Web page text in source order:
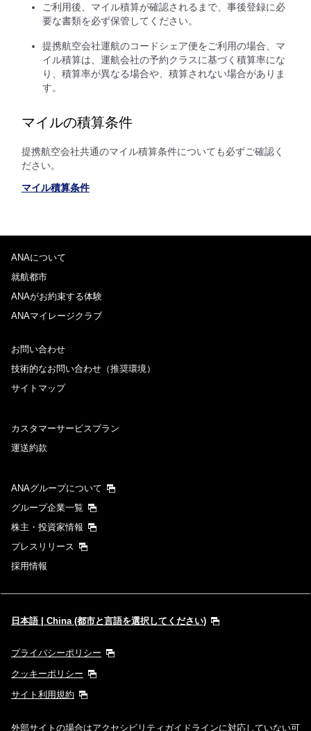
ご利用後、マイル積算が確認されるまで、事後登録に必
要な書類を必ず保管してください。
提携航空会社運航のコードシェア便をご利用の場合、マ
イル積算は、運航会社の予約クラスに基づく積算率にな
り、積算率が異なる場合や、積算されない場合がありま
す。
マイルの積算条件
提携航空会社共通のマイル積算条件についても必ずご確認く
ださい。
マイル積算条件
ANAについて
就航都市
ANAがお約束する体験
ANAマイレージクラブ
お問い合わせ
技術的なお問い合わせ（推奨環境）
サイトマップ
カスタマーサービスプラン
運送約款
ANAグループについて
グループ企業一覧
株主・投資家情報
プレスリリース
採用情報
日本語 | China (都市と言語を選択してください)
プライバシーポリシー
クッキーポリシー
サイト利用規約
外部サイトの場合はアクセシビリティガイドラインに対応していない可